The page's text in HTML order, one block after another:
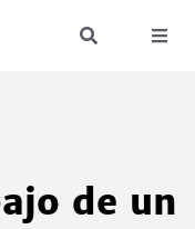
de un